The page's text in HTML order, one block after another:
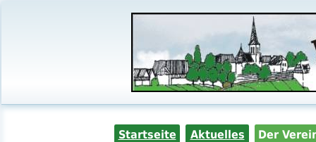
Startseite Aktuelles
Der